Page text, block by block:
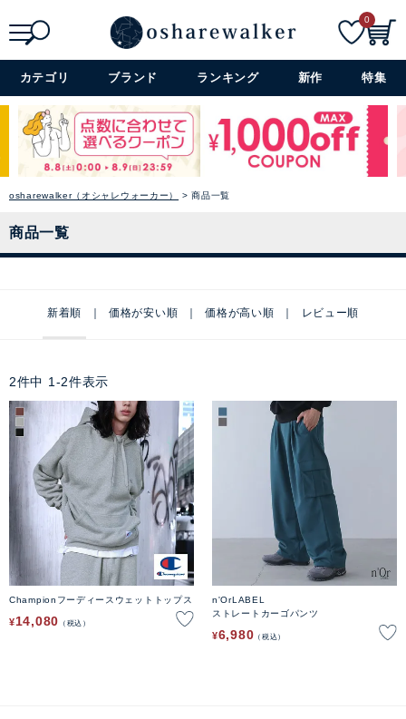
詳細検索+
0
カテゴリ ブランド ランキング 新作 特集
osharewalker（オシャレウォーカー） 商品一覧
商品一覧
新着順 価格が安い順 価格が高い順 レビュー順
2件中 1 -2件表示
Championフーディースウェットトップス
¥14,080 税込
n'OrLABEL
ストレートカーゴパンツ
¥6,980 税込